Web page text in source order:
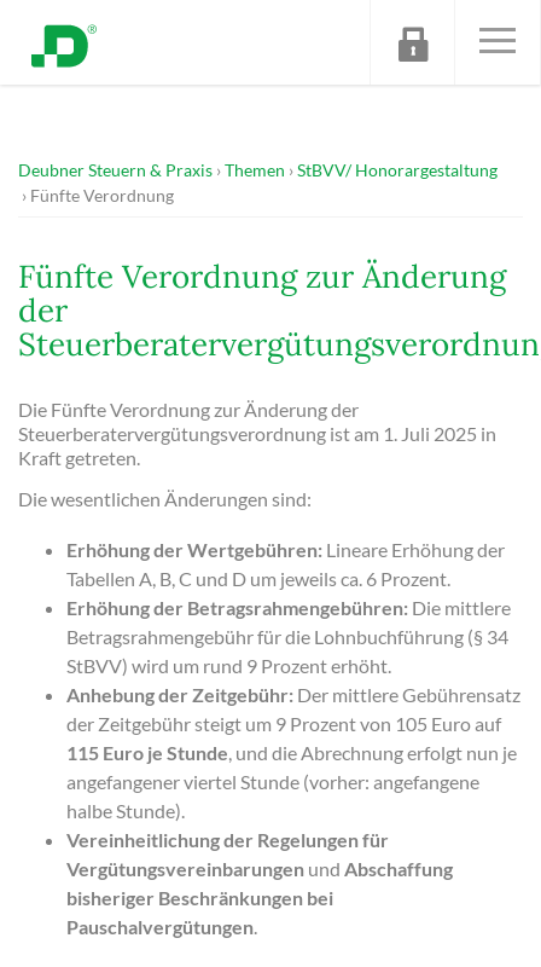
Deubner Steuern & Praxis Themen
StBVV/ Honorargestaltung
Fünfte Verordnung
Fünfte Verordnung zur Änderung
der
Die Fünfte Verordnung zur Änderung der
Steuerberatervergütungsverordnung ist am 1. Juli 2025 in
Kraft getreten.
Die wesentlichen Änderungen sind:
Erhöhung der Wertgebühren: Lineare Erhöhung der
Tabellen A, B, C und D um jeweils ca. 6 Prozent.
Erhöhung der Betragsrahmengebühren: Die mittlere
Betragsrahmengebühr für die Lohnbuchführung (§ 34
StBVV) wird um rund 9 Prozent erhöht.
Anhebung der Zeitgebühr: Der mittlere Gebührensatz
der Zeitgebühr steigt um 9 Prozent von 105 Euro auf
115 Euro je Stunde, und die Abrechnung erfolgt nun je
angefangener viertel Stunde (vorher: angefangene
halbe Stunde).
Vereinheitlichung der Regelungen für
Vergütungsvereinbarungen und Abschaffung
bisheriger Beschränkungen bei
Pauschalvergütungen.